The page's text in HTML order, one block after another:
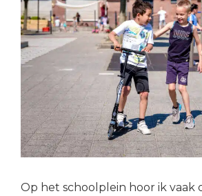
Op het schoolplein hoor ik vaak